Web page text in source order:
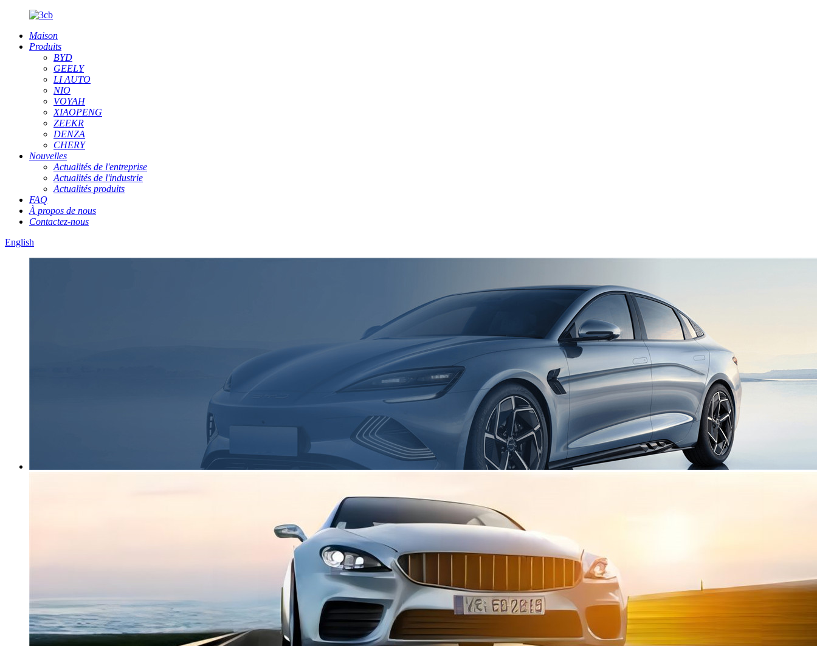
Maison
Produits
BYD
GEELY
LI AUTO
NIO
VOYAH
XIAOPENG
ZEEKR
DENZA
CHERY
Nouvelles
Actualités de l'entreprise
Actualités de l'industrie
Actualités produits
FAQ
À propos de nous
Contactez-nous
English